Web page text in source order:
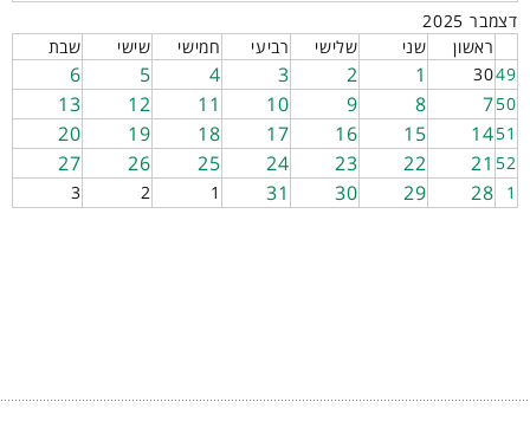
דצמבר 2025
ראשון
שני שלישי רביעי חמישי שישי
שבת
49
30
1
2
3
4
5
6
50
7
8
9
10
11
12
13
51
14
15
16
17
18
19
20
52
21
22
23
24
25
26
27
1
28
29
30
31
1
2
3